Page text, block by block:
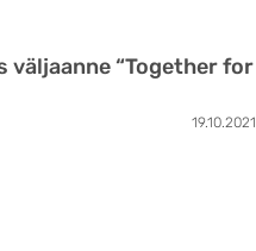
väljaanne “Together for
19.10.2021